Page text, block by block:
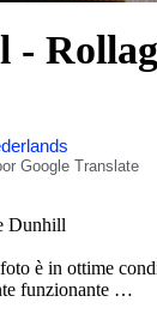
-
Google Translate
Dunhill
è in ottime
funzionante